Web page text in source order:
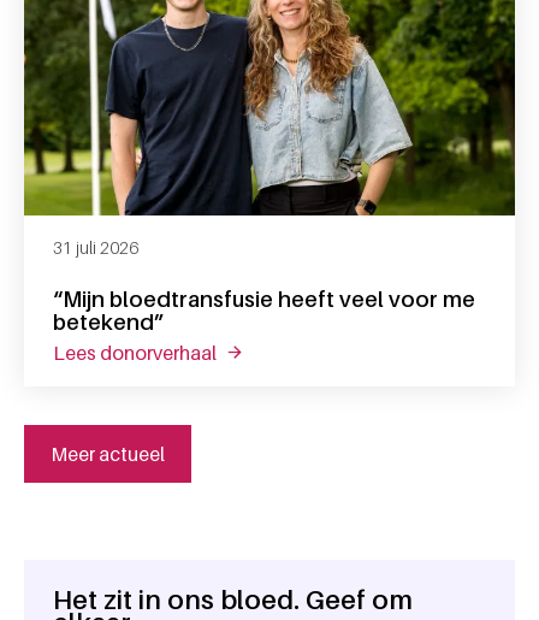
“Mijn bloedtransfusie heeft veel voor me
betekend”
31 juli 2026
lees donorverhaal over “mijn bloedtransfusie heeft
Meer actueel
Algemene informatie
Het zit in ons bloed. Geef om